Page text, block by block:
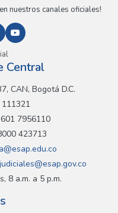
nuestros canales oficiales!
Central
CAN, Bogotá D.C.
111321
7956110
423713
8 a.m. a 5 p.m.